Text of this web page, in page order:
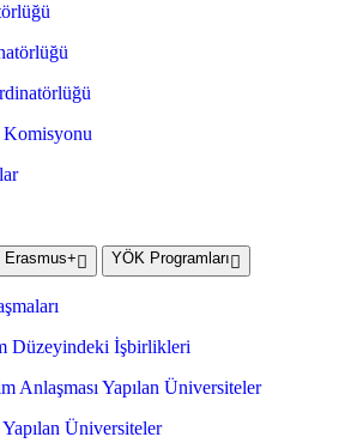
Komisyonu
Erasmus+ YÖK Programları
Düzeyindeki İşbirlikleri
Anlaşması Yapılan Üniversiteler
Üniversiteler